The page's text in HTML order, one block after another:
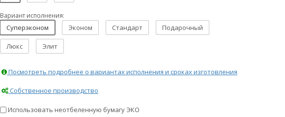
Вариант исполнения:
Суперэконом Эконом Стандарт Подарочный
Люкс Элит
Посмотреть подробнее о вариантах исполнения и сроках изготовления
Собственное производство
Использовать неотбеленную бумагу ЭКО